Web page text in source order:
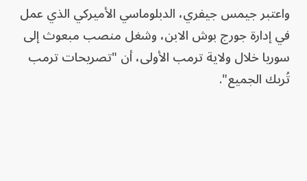
واعتبر جيمس جيفري، الدبلوماسي الأميركي الذي عمل
في إدارة جورج بوش الابن، وشغل منصب مبعوث إلى
سوريا خلال ولاية ترمب الأولى، أن "تصريحات ترمب
تُربك الجميع".